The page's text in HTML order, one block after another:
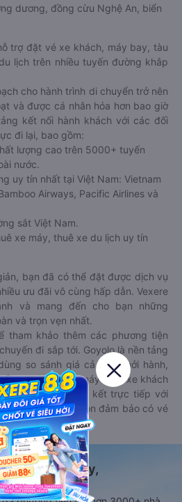
dương, đồng cừu Nghệ An, biển
trợ đặt vé xe khách, máy bay, tàu
lịch trên nhiều tuyến đường khắp
cho hành trình di chuyển trở nên
và được cá nhân hóa hơn bao giờ
kết nối hành khách với các đối
đi lại, bao gồm:
lượng cao trên 5000+ tuyến
nước.
uy tín nhất tại Việt Nam: Vietnam
Airways, Pacific Airlines và
sắt Việt Nam.
xe máy, thuê xe du lịch uy tín
bạn đã có thể đặt được dịch vụ
ưu đãi vô cùng hấp dẫn. Vexere
và mang đến cho bạn những
và trọn vẹn nhất.
tham khảo thêm các phương tiện
đi sắp tới. Goyolo là nền tảng
so sánh giá cả, giờ khởi hành,
phương tiện máy bay, xe khách
Goyolo được liên kết trực tiếp với
và tàu hoả, luôn đảm bảo có vé
Máy bay,